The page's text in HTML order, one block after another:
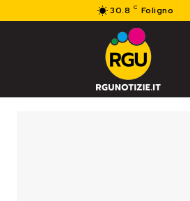
30.8 C Foligno